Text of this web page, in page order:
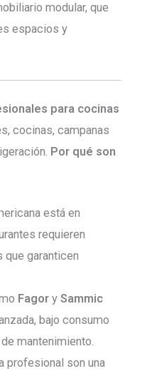
modular, que
espacios y
para cocinas
cocinas, campanas
Por qué son
está en
requieren
garanticen
Fagory Sammic
bajo consumo
mantenimiento.
profesional son una